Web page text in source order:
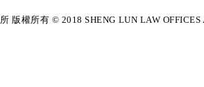
版權所有 © 2018 SHENG LUN LAW